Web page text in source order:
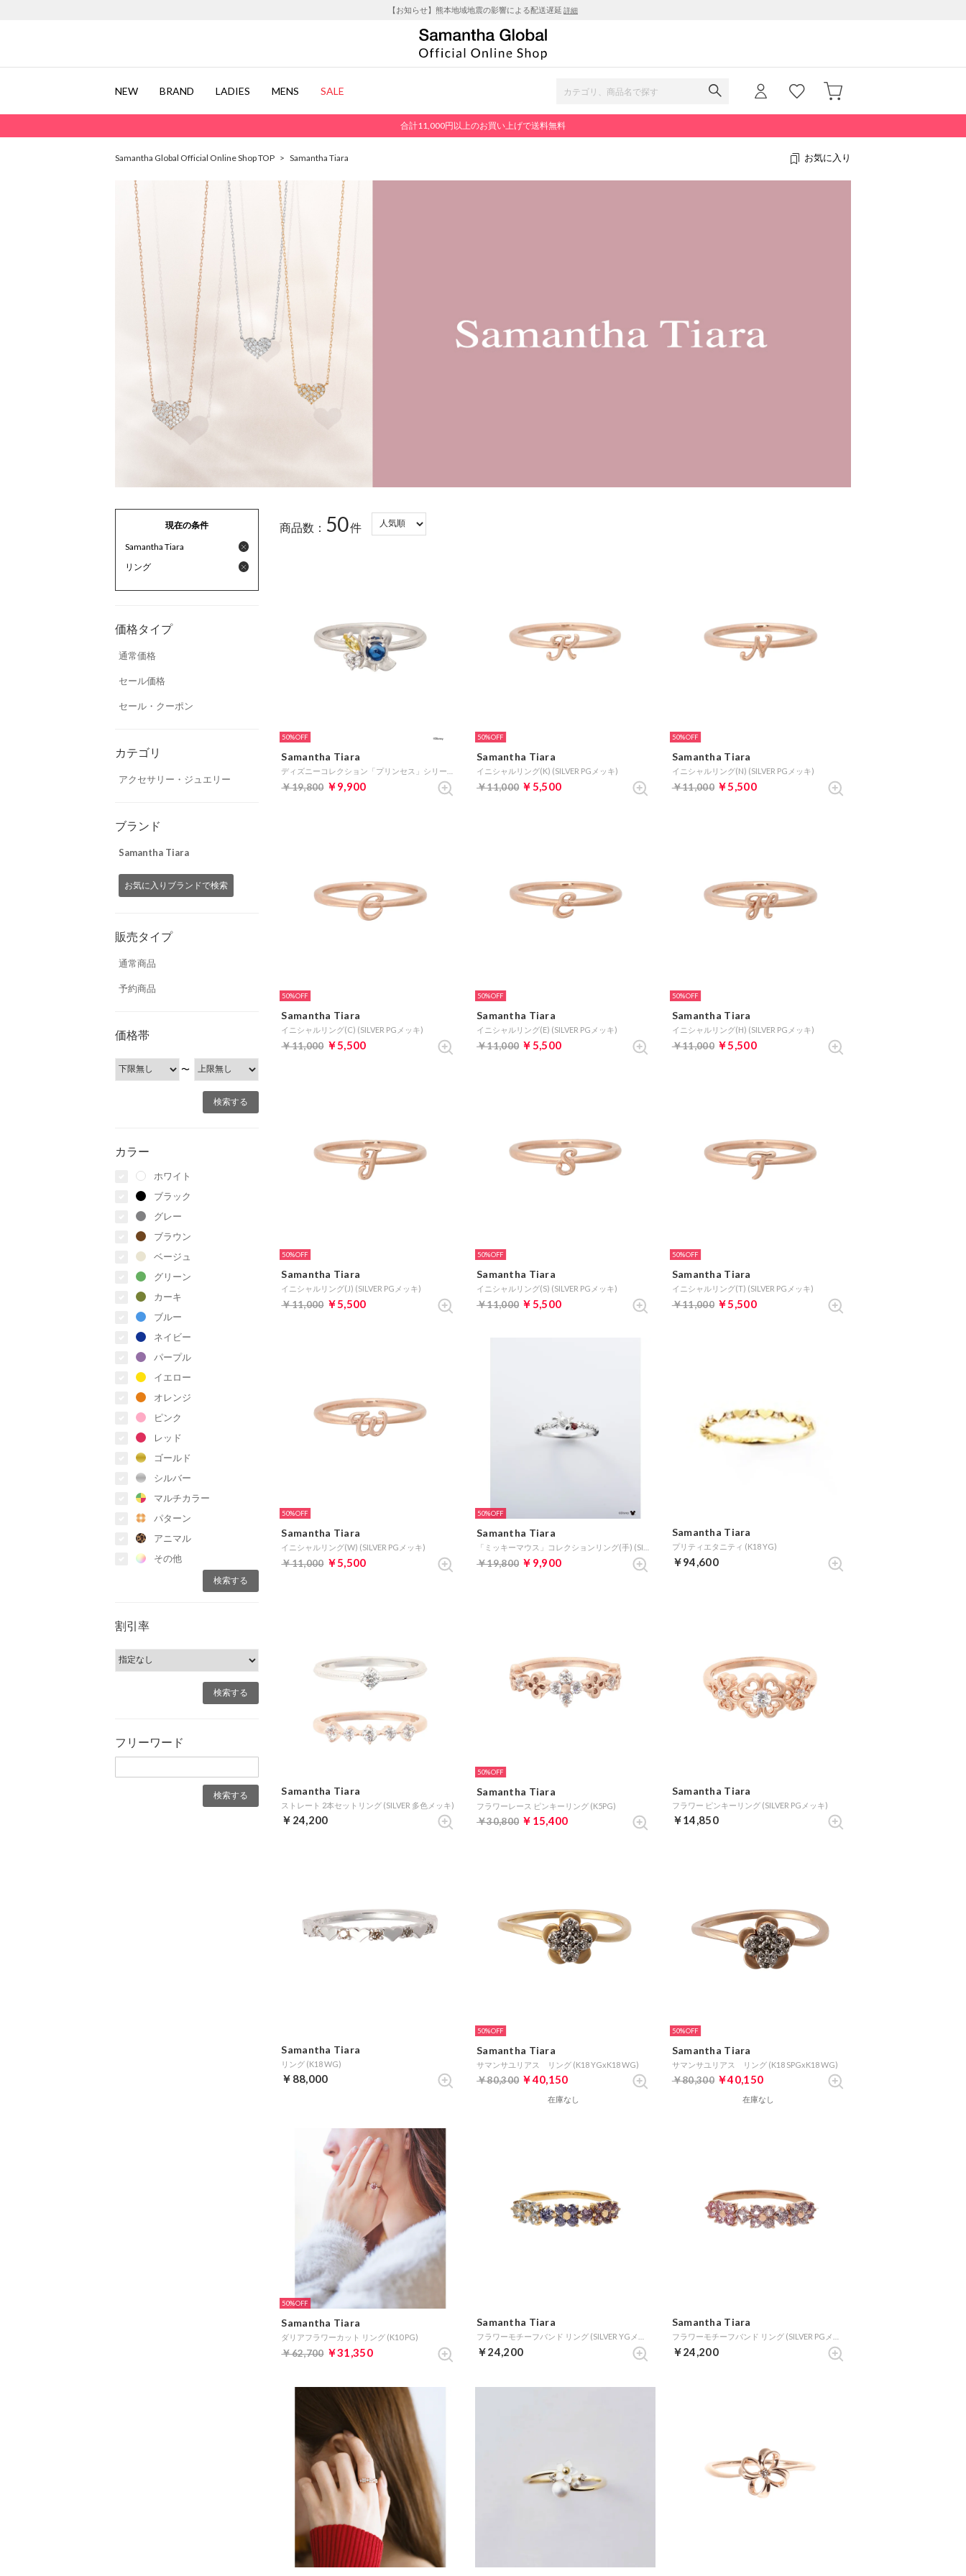
【お知らせ】熊本地域地震の影響による配送遅延 詳細
NEW BRAND LADIES MENS SALE
合計11,000円以上のお買い上げで送料無料
Samantha Global Official Online Shop TOP > Samantha Tiara お気に入り
現在の条件
Samantha Tiara
リング
価格タイプ
通常価格
セール価格
セール・クーポン
カテゴリ
アクセサリー・ジュエリー
ブランド
Samantha Tiara
お気に入りブランドで検索
販売タイプ
通常商品
予約商品
価格帯
〜
カラー
ホワイト
ブラック
グレー
ブラウン
ベージュ
グリーン
カーキ
ブルー
ネイビー
パープル
イエロー
オレンジ
ピンク
レッド
ゴールド
シルバー
マルチカラー
パターン
アニマル
その他
割引率
フリーワード
商品数： 50件
50%
Samantha Tiara
￥19,800 ￥9,900
50%
Samantha Tiara
イニシャルリング(K) (SILVER PGメッキ)
￥11,000 ￥5,500
50%
Samantha Tiara
イニシャルリング(N) (SILVER PGメッキ)
￥11,000 ￥5,500
50%
Samantha Tiara
イニシャルリング(C) (SILVER PGメッキ)
￥11,000 ￥5,500
50%
Samantha Tiara
イニシャルリング(E) (SILVER PGメッキ)
￥11,000 ￥5,500
50%
Samantha Tiara
イニシャルリング(H) (SILVER PGメッキ)
￥11,000 ￥5,500
50%
Samantha Tiara
イニシャルリング(J) (SILVER PGメッキ)
￥11,000 ￥5,500
50%
Samantha Tiara
イニシャルリング(S) (SILVER PGメッキ)
￥11,000 ￥5,500
50%
Samantha Tiara
イニシャルリング(T) (SILVER PGメッキ)
￥11,000 ￥5,500
50%
Samantha Tiara
イニシャルリング(W) (SILVER PGメッキ)
￥11,000 ￥5,500
50%
Samantha Tiara
￥19,800 ￥9,900
Samantha Tiara
プリティエタニティ (K18 YG)
￥94,600
Samantha Tiara
ストレート 2本セットリング (SILVER 多色メッキ)
￥24,200
50%
Samantha Tiara
フラワーレース ピンキーリング (K5PG)
￥30,800 ￥15,400
Samantha Tiara
フラワー ピンキーリング (SILVER PGメッキ)
￥14,850
Samantha Tiara
リング (K18 WG)
￥88,000
50%
Samantha Tiara
サマンサユリアス リング (K18 YGxK18 WG)
￥80,300 ￥40,150
在庫なし
50%
Samantha Tiara
サマンサユリアス リング (K18 SPGxK18 WG)
￥80,300 ￥40,150
在庫なし
50%
Samantha Tiara
ダリアフラワーカット リング (K10 PG)
￥62,700 ￥31,350
Samantha Tiara
￥24,200
Samantha Tiara
￥24,200